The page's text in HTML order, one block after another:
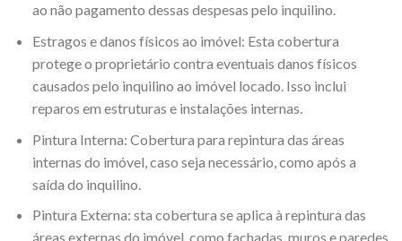
ao não pagamento dessas despesas pelo inquilino.
Estragos e danos físicos ao imóvel: Esta cobertura
protege o proprietário contra eventuais danos físicos
causados pelo inquilino ao imóvel locado. Isso inclui
reparos em estruturas e instalações internas.
Pintura Interna: Cobertura para repintura das áreas
internas do imóvel, caso seja necessário, como após a
saída do inquilino.
Pintura Externa: sta cobertura se aplica à repintura das
áreas externas do imóvel, como fachadas, muros e paredes